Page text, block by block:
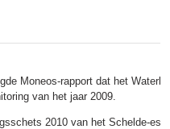
Moneos-rapport dat het
van het jaar 2009.
2010 van het Schelde-